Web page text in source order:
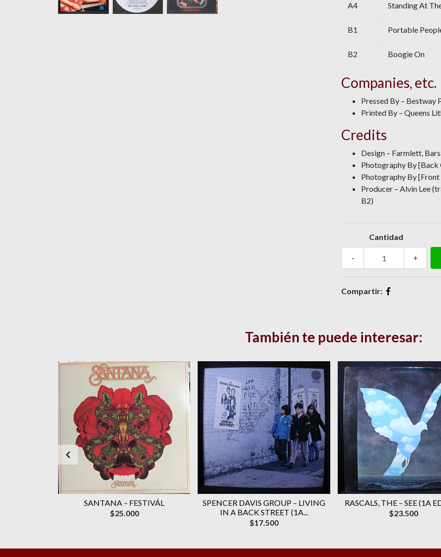
A4 Standing At
B1 Portable
B2 Boogie On
Companies, etc.
Pressed By – Bestway
Printed By – Queens
Credits
Design – Farmlett,
Photography By [Back
Photography By
Producer – Alvin Lee
B2)
Cantidad
+
-
Compartir:
También te puede interesar:
SANTANA ‎– FESTIVÁL
$25.000
SPENCER DAVIS GROUP ‎– LIVING
IN A BACK STREET (1A...
$17.500
RASCALS, THE ‎– SEE (1A
$23.500